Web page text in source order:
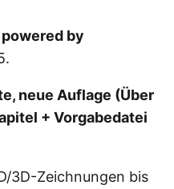
by
neue Auflage (Über
+ Vorgabedatei
3D-Zeichnungen bis